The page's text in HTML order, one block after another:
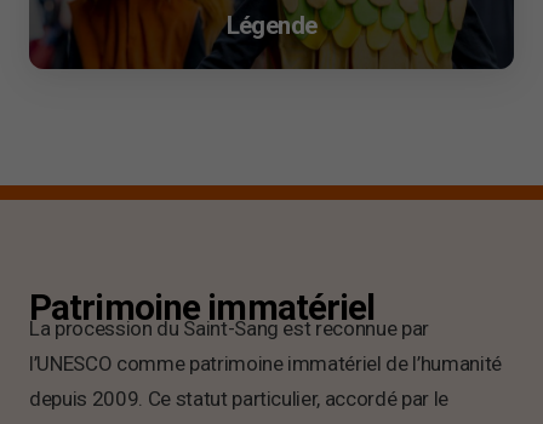
Légende
Patrimoine immatériel
La procession du Saint-Sang est reconnue par
l’UNESCO comme patrimoine immatériel de l’humanité
depuis 2009. Ce statut particulier, accordé par le